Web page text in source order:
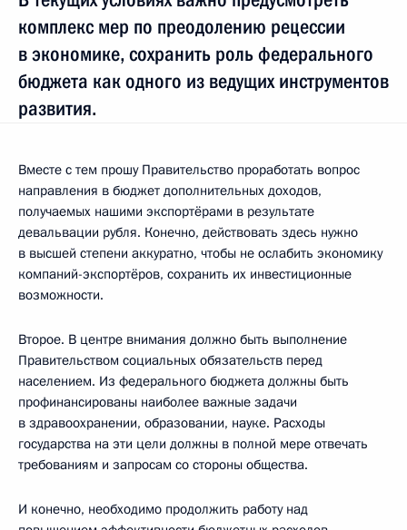
комплекс мер по преодолению рецессии
в экономике, сохранить роль федерального
бюджета как одного из ведущих инструментов
развития.
Вместе с тем прошу Правительство проработать вопрос
направления в бюджет дополнительных доходов,
получаемых нашими экспортёрами в результате
девальвации рубля. Конечно, действовать здесь нужно
в высшей степени аккуратно, чтобы не ослабить экономику
компаний-экспортёров, сохранить их инвестиционные
возможности.
Второе. В центре внимания должно быть выполнение
Правительством социальных обязательств перед
населением. Из федерального бюджета должны быть
профинансированы наиболее важные задачи
в здравоохранении, образовании, науке. Расходы
государства на эти цели должны в полной мере отвечать
требованиям и запросам со стороны общества.
И конечно, необходимо продолжить работу над